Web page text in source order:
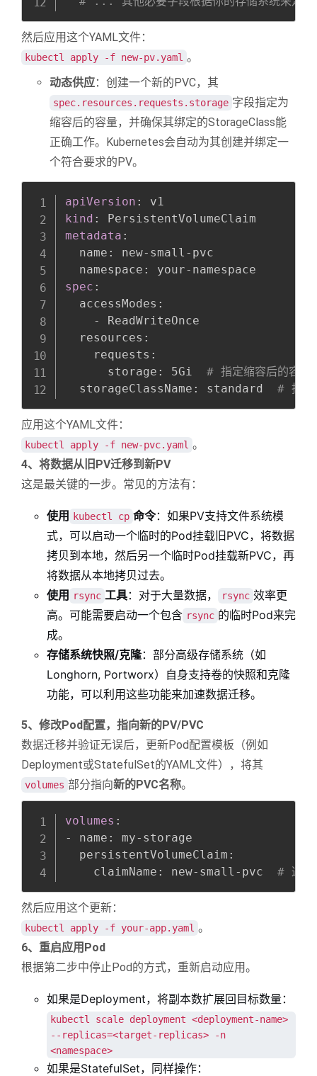
然后应用这个YAML文件：
kubectl apply -f new-pv.yaml 。
动态供应：创建一个新的PVC，其
spec.resources.requests.storage 字段指定为
缩容后的容量，并确保其绑定的StorageClass能
正确工作。Kubernetes会自动为其创建并绑定一
个符合要求的PV。
apiVersion :
kind :
metadata :
  name
: new- small - pvc
  namespace
: your-
spec :
  accessModes
:
-
ReadWriteOnce
  resources
:
    requests
:
      storage
: 5Gi # 指定缩容后的容量
  storageClassName
: standard # 指定
应用这个YAML文件：
kubectl apply -f new-pvc.yaml 。
4、将数据从旧PV迁移到新PV
这是最关键的一步。常见的方法有：
使用 kubectl cp 命令：如果PV支持文件系统模
式，可以启动一个临时的Pod挂载旧PVC，将数据
拷贝到本地，然后另一个临时Pod挂载新PVC，再
将数据从本地拷贝过去。
使用
rsync 工具：对于大量数据， rsync 效率更
高。可能需要启动一个包含 rsync 的临时Pod来完
成。
存储系统快照/克隆：部分高级存储系统（如
Longhorn, Portworx）自身支持卷的快照和克隆
功能，可以利用这些功能来加速数据迁移。
5、修改Pod配置，指向新的PV/PVC
数据迁移并验证无误后，更新Pod配置模板（例如
Deployment或StatefulSet的YAML文件），将其
volumes 部分指向新的PVC名称。
volumes :
-
name : my- storage
  persistentVolumeClaim
:
    claimName
: new- small - pvc # 这里
然后应用这个更新：
kubectl apply -f your-app.yaml 。
6、重启应用Pod
根据第二步中停止Pod的方式，重新启动应用。
如果是Deployment，将副本数扩展回目标数量：
kubectl scale deployment <deployment-name>
--replicas=<target-replicas> -n
<namespace>
如果是StatefulSet，同样操作：